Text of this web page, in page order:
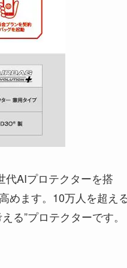
代AIプロテクターを搭
めます。10万人を超え
る”プロテクターです。